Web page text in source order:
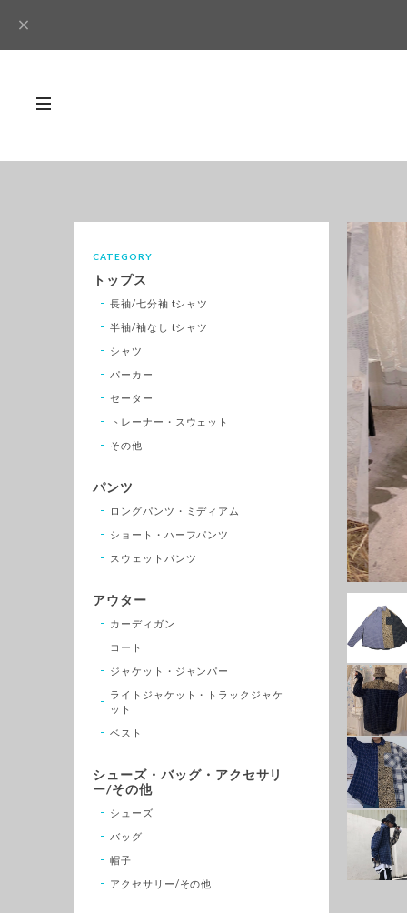
CATEGORY
トップス
長袖/七分袖 tシャツ
半袖/袖なし tシャツ
シャツ
パーカー
セーター
トレーナー・スウェット
その他
パンツ
ロングパンツ・ミディアム
ショート・ハーフパンツ
スウェットパンツ
アウター
カーディガン
コート
ジャケット・ジャンパー
ライトジャケット・トラックジャケ
ット
ベスト
シューズ・バッグ・アクセサリ
ー/その他
シューズ
バッグ
帽子
アクセサリー/その他